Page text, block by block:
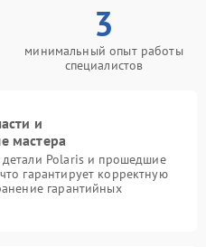
3
минимальный опыт работы
специалистов
и
мастера
детали Polaris и прошедшие
гарантирует корректную
гарантийных